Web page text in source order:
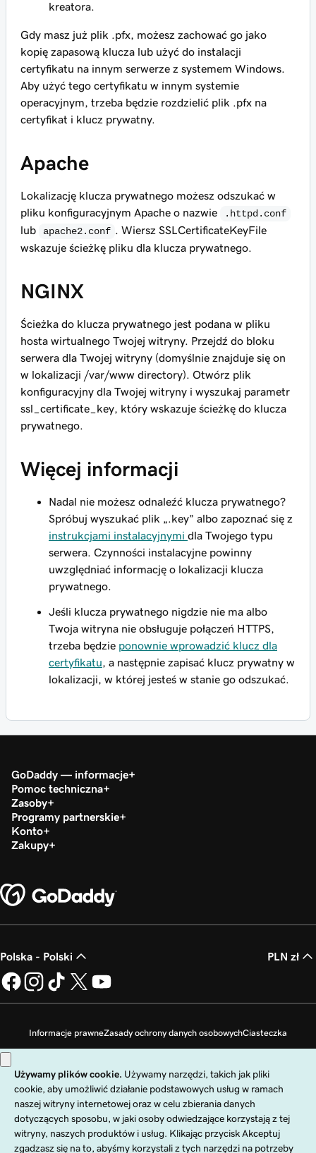
kreatora.
Gdy masz już plik .pfx, możesz zachować go jako
kopię zapasową klucza lub użyć do instalacji
certyfikatu na innym serwerze z systemem Windows.
Aby użyć tego certyfikatu w innym systemie
operacyjnym, trzeba będzie rozdzielić plik .pfx na
certyfikat i klucz prywatny.
Apache
Lokalizację klucza prywatnego możesz odszukać w
pliku konfiguracyjnym Apache o nazwie
.httpd.conf
lub
apache2.conf . Wiersz SSLCertificateKeyFile
wskazuje ścieżkę pliku dla klucza prywatnego.
NGINX
Ścieżka do klucza prywatnego jest podana w pliku
hosta wirtualnego Twojej witryny. Przejdź do bloku
serwera dla Twojej witryny (domyślnie znajduje się on
w lokalizacji /var/www directory). Otwórz plik
konfiguracyjny dla Twojej witryny i wyszukaj parametr
ssl_certificate_key , który wskazuje ścieżkę do klucza
prywatnego.
Więcej informacji
Nadal nie możesz odnaleźć klucza prywatnego?
Spróbuj wyszukać plik „.key” albo zapoznać się z
instrukcjami instalacyjnymi dla Twojego typu
serwera. Czynności instalacyjne powinny
uwzględniać informację o lokalizacji klucza
prywatnego.
Jeśli klucza prywatnego nigdzie nie ma albo
Twoja witryna nie obsługuje połączeń HTTPS,
trzeba będzie ponownie wprowadzić klucz dla
certyfikatu , a następnie zapisać klucz prywatny w
lokalizacji, w której jesteś w stanie go odszukać.
GoDaddy — informacje
Pomoc techniczna
Zasoby
Programy partnerskie
Konto
Zakupy
Polska - Polski PLN zł
Informacje prawneZasady ochrony danych osobowychCiasteczka
Copyright © 1999 - 2026 GoDaddy Operating Company, LLC. Wszelkie prawa
zastrzeżone. Znak słowny GoDaddy jest zastrzeżonym znakiem towarowym
firmy GoDaddy Operating Company, LLC w Stanach Zjednoczonych i innych
krajach. Logo „GO” jest zastrzeżonym znakiem towarowym firmy
GoDaddy.com, LLC w Stanach Zjednoczonych.